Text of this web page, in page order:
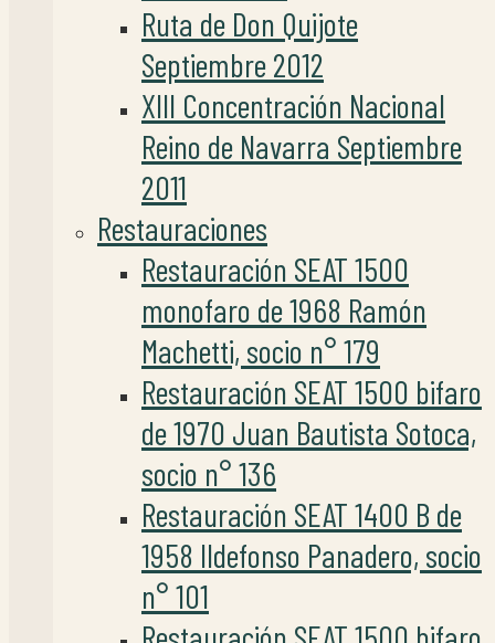
Ruta de Don Quijote
Septiembre 2012
XIII Concentración Nacional
Reino de Navarra Septiembre
2011
Restauraciones
Restauración SEAT 1500
monofaro de 1968 Ramón
Machetti, socio n° 179
Restauración SEAT 1500 bifaro
de 1970 Juan Bautista Sotoca,
socio n° 136
Restauración SEAT 1400 B de
1958 Ildefonso Panadero, socio
n° 101